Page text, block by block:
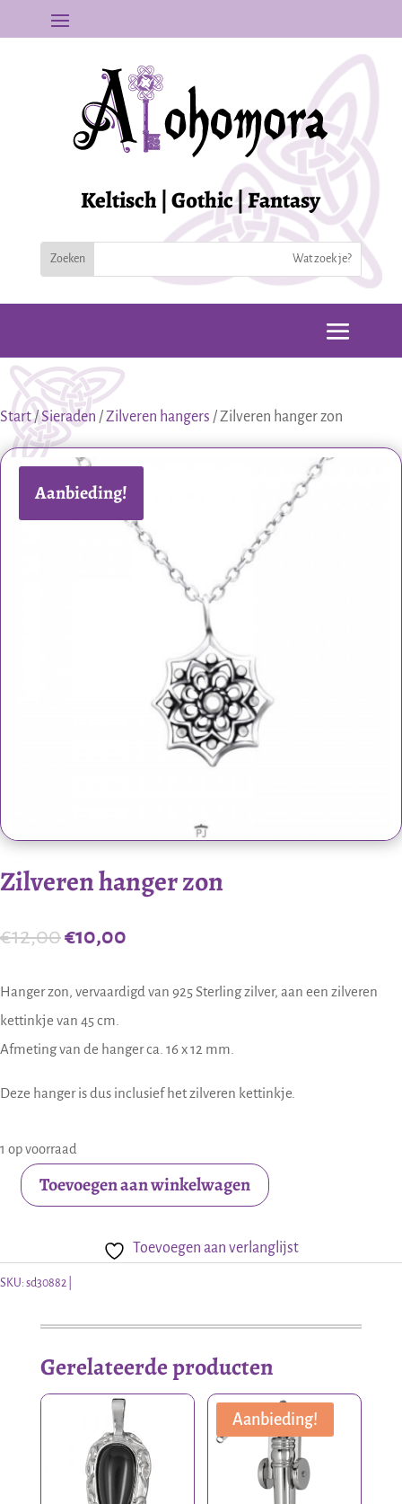
Keltisch | Gothic | Fantasy
Start/Sieraden /Zilveren hangers / Zilveren hanger zon
Aanbieding!
Zilveren hanger zon
€12,00Oorspronkelijke
was:
€12,00.
€10,00
is:
Hanger zon, vervaardigd van 925 Sterling zilver, aan een zilveren
kettinkje van 45 cm.
Afmeting van de hanger ca. 16 x 12 mm.
Deze hanger is dus inclusief het zilveren kettinkje.
1 op voorraad
Zilveren
aantal
Toevoegen aan winkelwagen
Toevoegen aan verlanglijst
SKU: sd30882
Gerelateerde producten
Aanbieding!